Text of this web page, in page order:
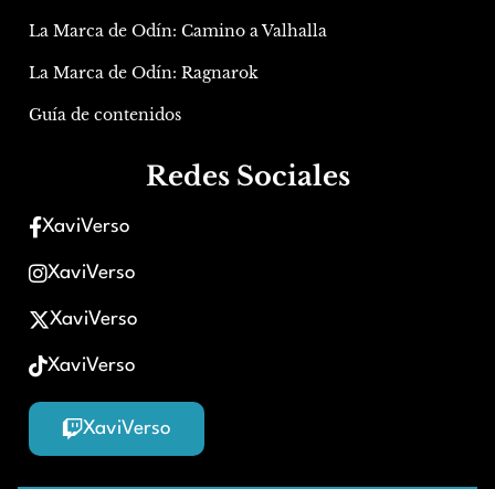
La Marca de Odín: Camino a Valhalla
La Marca de Odín: Ragnarok
Guía de contenidos
Redes Sociales
XaviVerso
XaviVerso
XaviVerso
XaviVerso
XaviVerso